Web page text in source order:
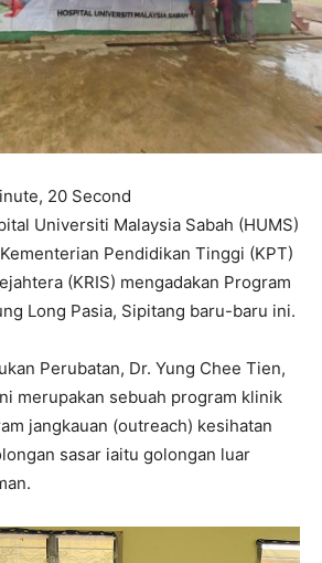
20 Second
Universiti Malaysia Sabah (HUMS)
Pendidikan Tinggi (KPT)
(KRIS) mengadakan Program
Long Pasia, Sipitang baru-baru ini.
Perubatan, Dr. Yung Chee Tien,
merupakan sebuah program klinik
jangkauan (outreach) kesihatan
sasar iaitu golongan luar